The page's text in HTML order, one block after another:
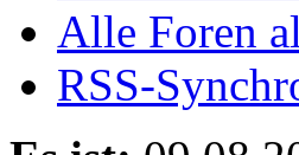
Alle Foren
RSS-